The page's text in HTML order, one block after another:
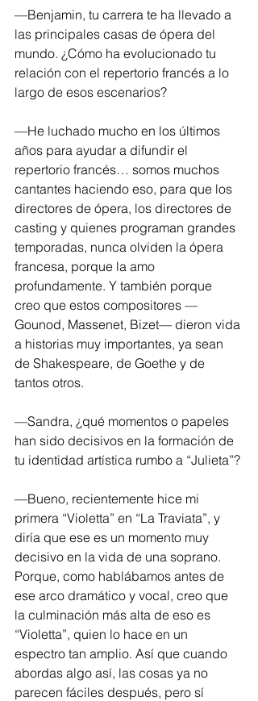
—Benjamin, tu carrera te ha llevado a
las principales casas de ópera del
mundo. ¿Cómo ha evolucionado tu
relación con el repertorio francés a lo
largo de esos escenarios?
—He luchado mucho en los últimos
años para ayudar a difundir el
repertorio francés… somos muchos
cantantes haciendo eso, para que los
directores de ópera, los directores de
casting y quienes programan grandes
temporadas, nunca olviden la ópera
francesa, porque la amo
profundamente. Y también porque
creo que estos compositores —
Gounod, Massenet, Bizet— dieron vida
a historias muy importantes, ya sean
de Shakespeare, de Goethe y de
tantos otros.
—Sandra, ¿qué momentos o papeles
han sido decisivos en la formación de
tu identidad artística rumbo a “Julieta”?
—Bueno, recientemente hice mi
primera “Violetta” en “La Traviata”, y
diría que ese es un momento muy
decisivo en la vida de una soprano.
Porque, como hablábamos antes de
ese arco dramático y vocal, creo que
la culminación más alta de eso es
“Violetta”, quien lo hace en un
espectro tan amplio. Así que cuando
abordas algo así, las cosas ya no
parecen fáciles después, pero sí